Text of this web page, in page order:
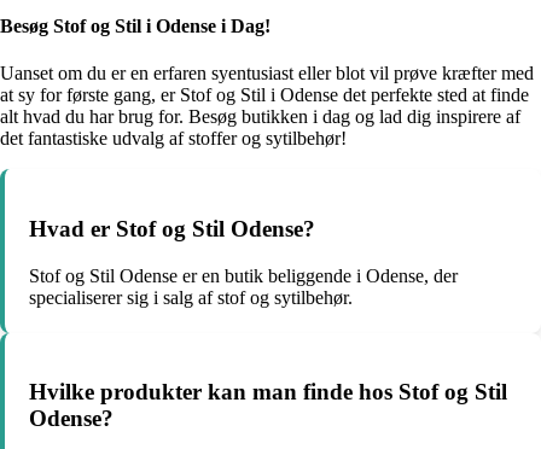
Besøg Stof og Stil i Odense i Dag!
Uanset om du er en erfaren syentusiast eller blot vil prøve kræfter med
at sy for første gang, er Stof og Stil i Odense det perfekte sted at finde
alt hvad du har brug for. Besøg butikken i dag og lad dig inspirere af
det fantastiske udvalg af stoffer og sytilbehør!
Hvad er Stof og Stil Odense?
Stof og Stil Odense er en butik beliggende i Odense, der
specialiserer sig i salg af stof og sytilbehør.
Hvilke produkter kan man finde hos Stof og Stil
Odense?